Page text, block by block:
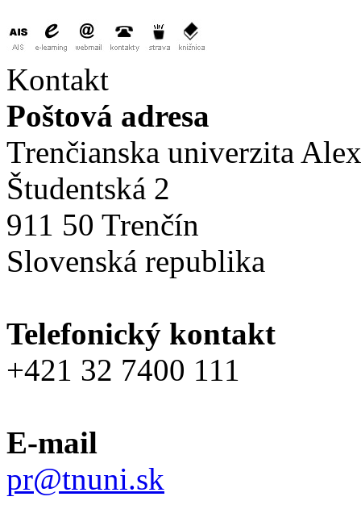
Kontakt
Poštová adresa
Trenčianska univerzita
Študentská 2
911 50 Trenčín
Slovenská republika
Telefonický kontakt
+421 32 7400 111
E-mail
pr@tnuni.sk